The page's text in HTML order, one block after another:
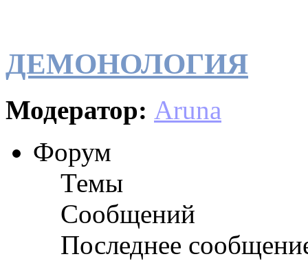
ДЕМОНОЛОГИЯ
Модератор: Aruna
Форум
Темы
Сообщений
Последнее